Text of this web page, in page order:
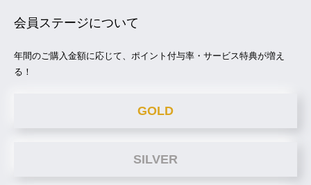
会員ステージについて
年間のご購入金額に応じて、ポイント付与率・サービス特典が増え
る！
GOLD
SILVER